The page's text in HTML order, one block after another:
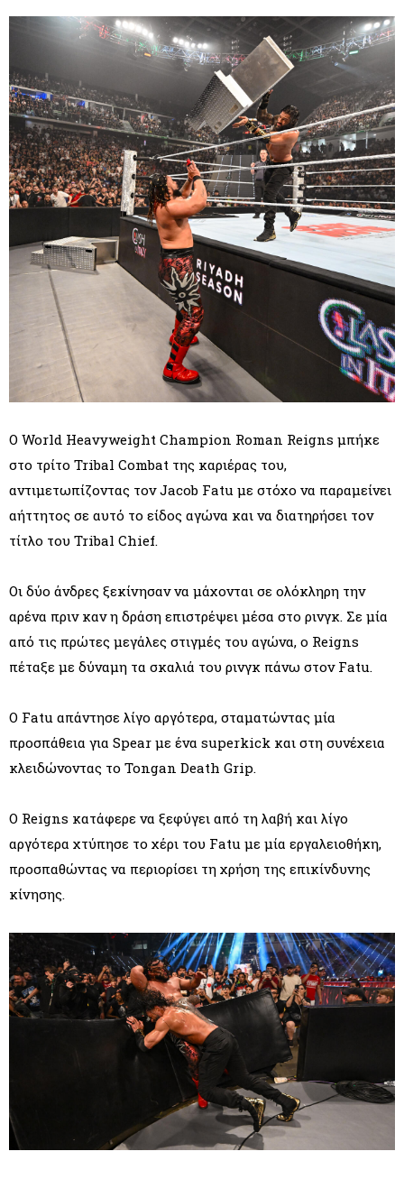
Ο World Heavyweight Champion Roman Reigns μπήκε
στο τρίτο Tribal Combat της καριέρας του,
αντιμετωπίζοντας τον Jacob Fatu με στόχο να παραμείνει
αήττητος σε αυτό το είδος αγώνα και να διατηρήσει τον
τίτλο του Tribal Chief.
Οι δύο άνδρες ξεκίνησαν να μάχονται σε ολόκληρη την
αρένα πριν καν η δράση επιστρέψει μέσα στο ρινγκ. Σε μία
από τις πρώτες μεγάλες στιγμές του αγώνα, ο Reigns
πέταξε με δύναμη τα σκαλιά του ρινγκ πάνω στον Fatu.
Ο Fatu απάντησε λίγο αργότερα, σταματώντας μία
προσπάθεια για Spear με ένα superkick και στη συνέχεια
κλειδώνοντας το Tongan Death Grip.
Ο Reigns κατάφερε να ξεφύγει από τη λαβή και λίγο
αργότερα χτύπησε το χέρι του Fatu με μία εργαλειοθήκη,
προσπαθώντας να περιορίσει τη χρήση της επικίνδυνης
κίνησης.